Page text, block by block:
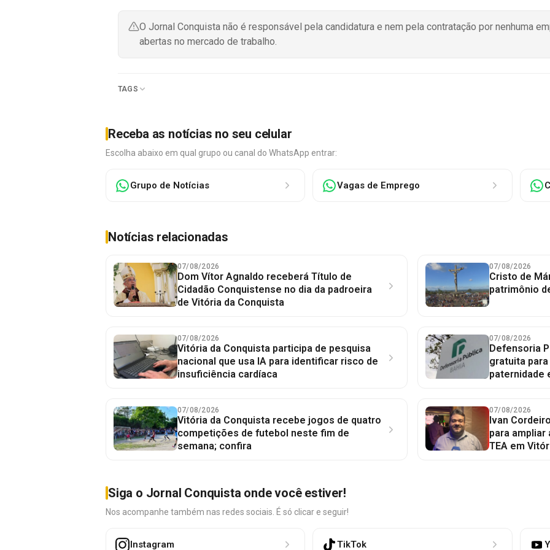
O Jornal Conquista não é responsável pela candidatura e nem pela contratação por nenhuma
abertas no mercado de trabalho.
TAGS
Receba as notícias no seu celular
Escolha abaixo em qual grupo ou canal do WhatsApp entrar:
Grupo de Notícias Vagas de Emprego
Notícias relacionadas
07/08/2026
Dom Vítor Agnaldo receberá Título de
Cidadão Conquistense no dia da padroeira
de Vitória da Conquista
07/08/2026
Cristo de
patrimônio
07/08/2026
Vitória da Conquista participa de pesquisa
nacional que usa IA para identificar risco de
insuficiência cardíaca
07/08/2026
Defensoria
gratuita
paternidade
07/08/2026
Vitória da Conquista recebe jogos de quatro
competições de futebol neste fim de
semana; confira
07/08/2026
Ivan
para
TEA em
Siga o Jornal Conquista onde você estiver!
Nos acompanhe também nas redes sociais. É só clicar e seguir!
Instagram TikTok